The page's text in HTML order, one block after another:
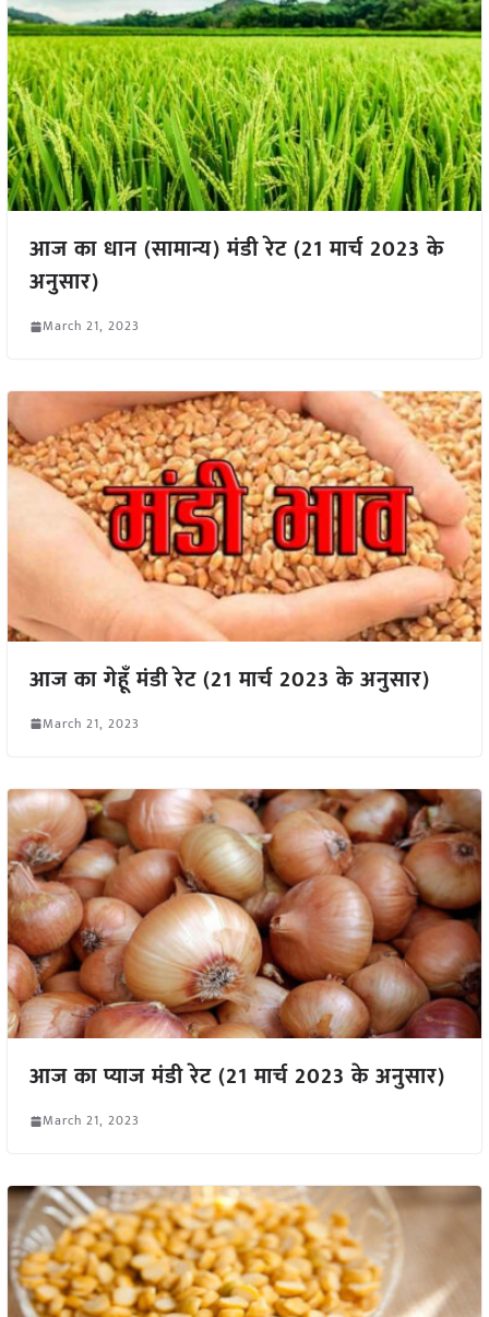
आज का धान (सामान्य) मंडी रेट (21 मार्च 2023 के
अनुसार)
March 21, 2023
आज का गेहूँ मंडी रेट (21 मार्च 2023 के अनुसार)
March 21, 2023
आज का प्याज मंडी रेट (21 मार्च 2023 के अनुसार)
March 21, 2023